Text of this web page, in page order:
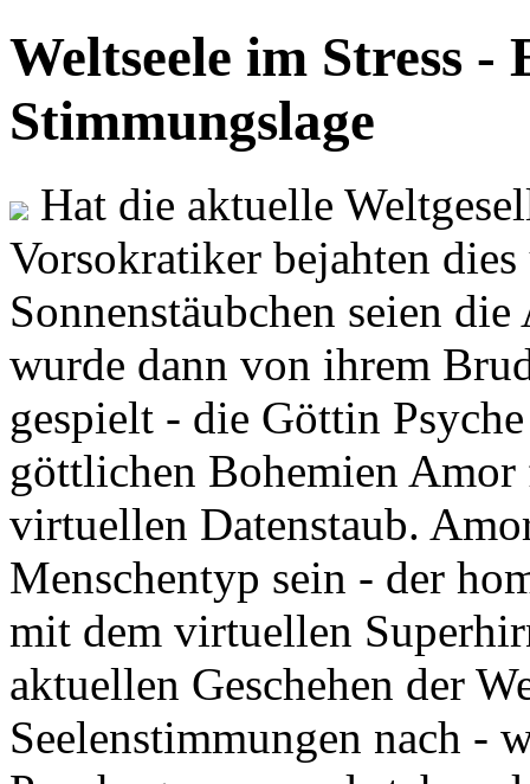
Weltseele im Stress -
Stimmungslage
Hat die aktuelle
Vorsokratiker bejahten
Sonnenstäubchen seien
wurde dann von ihrem
gespielt - die Göttin
göttlichen Bohemien
virtuellen Datenstaub.
Menschentyp sein - der
mit dem virtuellen
aktuellen Geschehen der
Seelenstimmungen nach -